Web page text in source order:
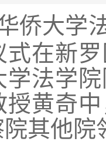
侨大学
式在新
学法学
授黄奇
其他